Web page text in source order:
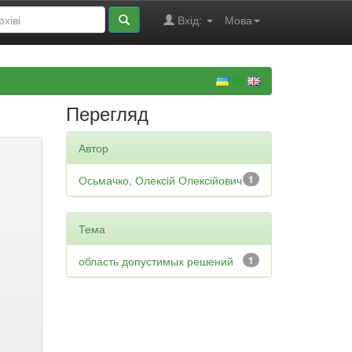
Мова
Вхід:
Перегляд
Автор
1
Осьмачко, Олексій Олексійович
Тема
1
область допустимых решений